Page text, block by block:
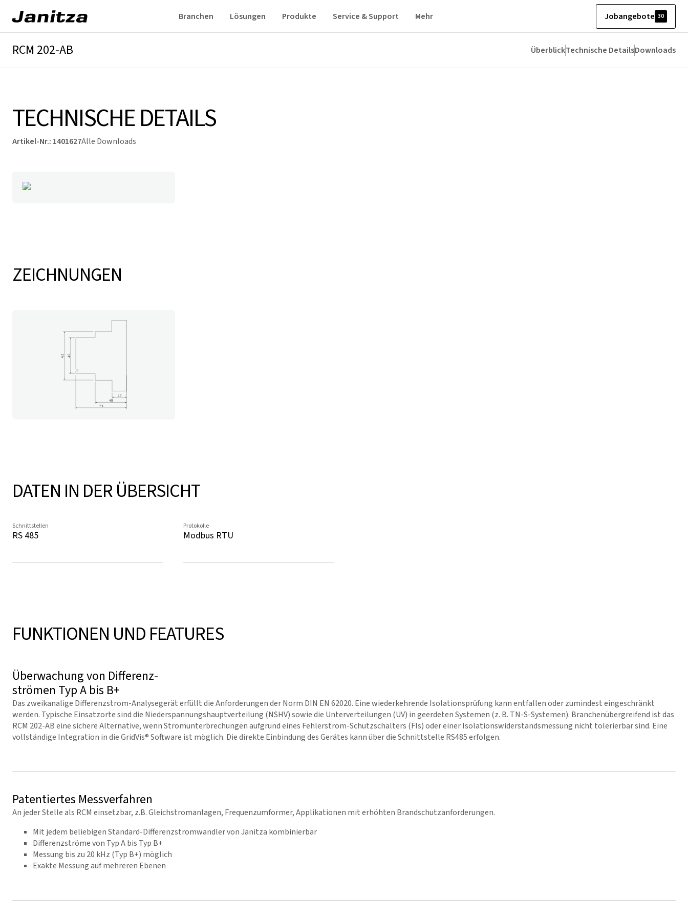
Branchen Lösungen Produkte Service & Support Mehr Jobangebote 30
RCM 202-AB ÜberblickTechnische DetailsDownloads
TECHNISCHE DETAILS
Artikel-Nr.: 1401627Alle Downloads
ZEICHNUNGEN
DATEN IN DER ÜBERSICHT
Schnittstellen
RS 485
Protokolle
Modbus RTU
FUNKTIONEN UND FEATURES
Überwachung von Diffe­renz­
strömen Typ A bis B+
Das zweikanalige Differenzstrom-Analysegerät erfüllt die Anforderungen der Norm DIN EN 62020. Eine wiederkehrende Isolationsprüfung kann entfallen oder zumindest eingeschränkt
werden. Typische Einsatzorte sind die Niederspannungshauptverteilung (NSHV) sowie die Unterverteilungen (UV) in geerdeten Systemen (z. B. TN-S-Systemen). Branchenübergreifend ist das
RCM 202-AB eine sichere Alternative, wenn Stromunterbrechungen aufgrund eines Fehlerstrom-Schutzschalters (FIs) oder einer Isolationswiderstandsmessung nicht tolerierbar sind. Eine
vollständige Integration in dieGridVis® Software ist möglich. Die direkte Einbindung des Gerätes kann über die Schnittstelle RS485 erfolgen.
Patentiertes Messverfahren
An jeder Stelle als RCM einsetzbar, z.B. Gleichstromanlagen, Frequenzumformer, Applikationen mit erhöhten Brandschutzanforderungen.
Mit jedem beliebigen Standard-Differenzstromwandler von Janitza kombinierbar
Differenzströme von Typ A bis Typ B+
Messung bis zu 20 kHz (Typ B+) möglich
Exakte Messung auf mehreren Ebenen